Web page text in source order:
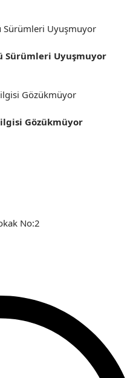
Sürümleri Uyuşmuyor
Gözükmüyor
No:2